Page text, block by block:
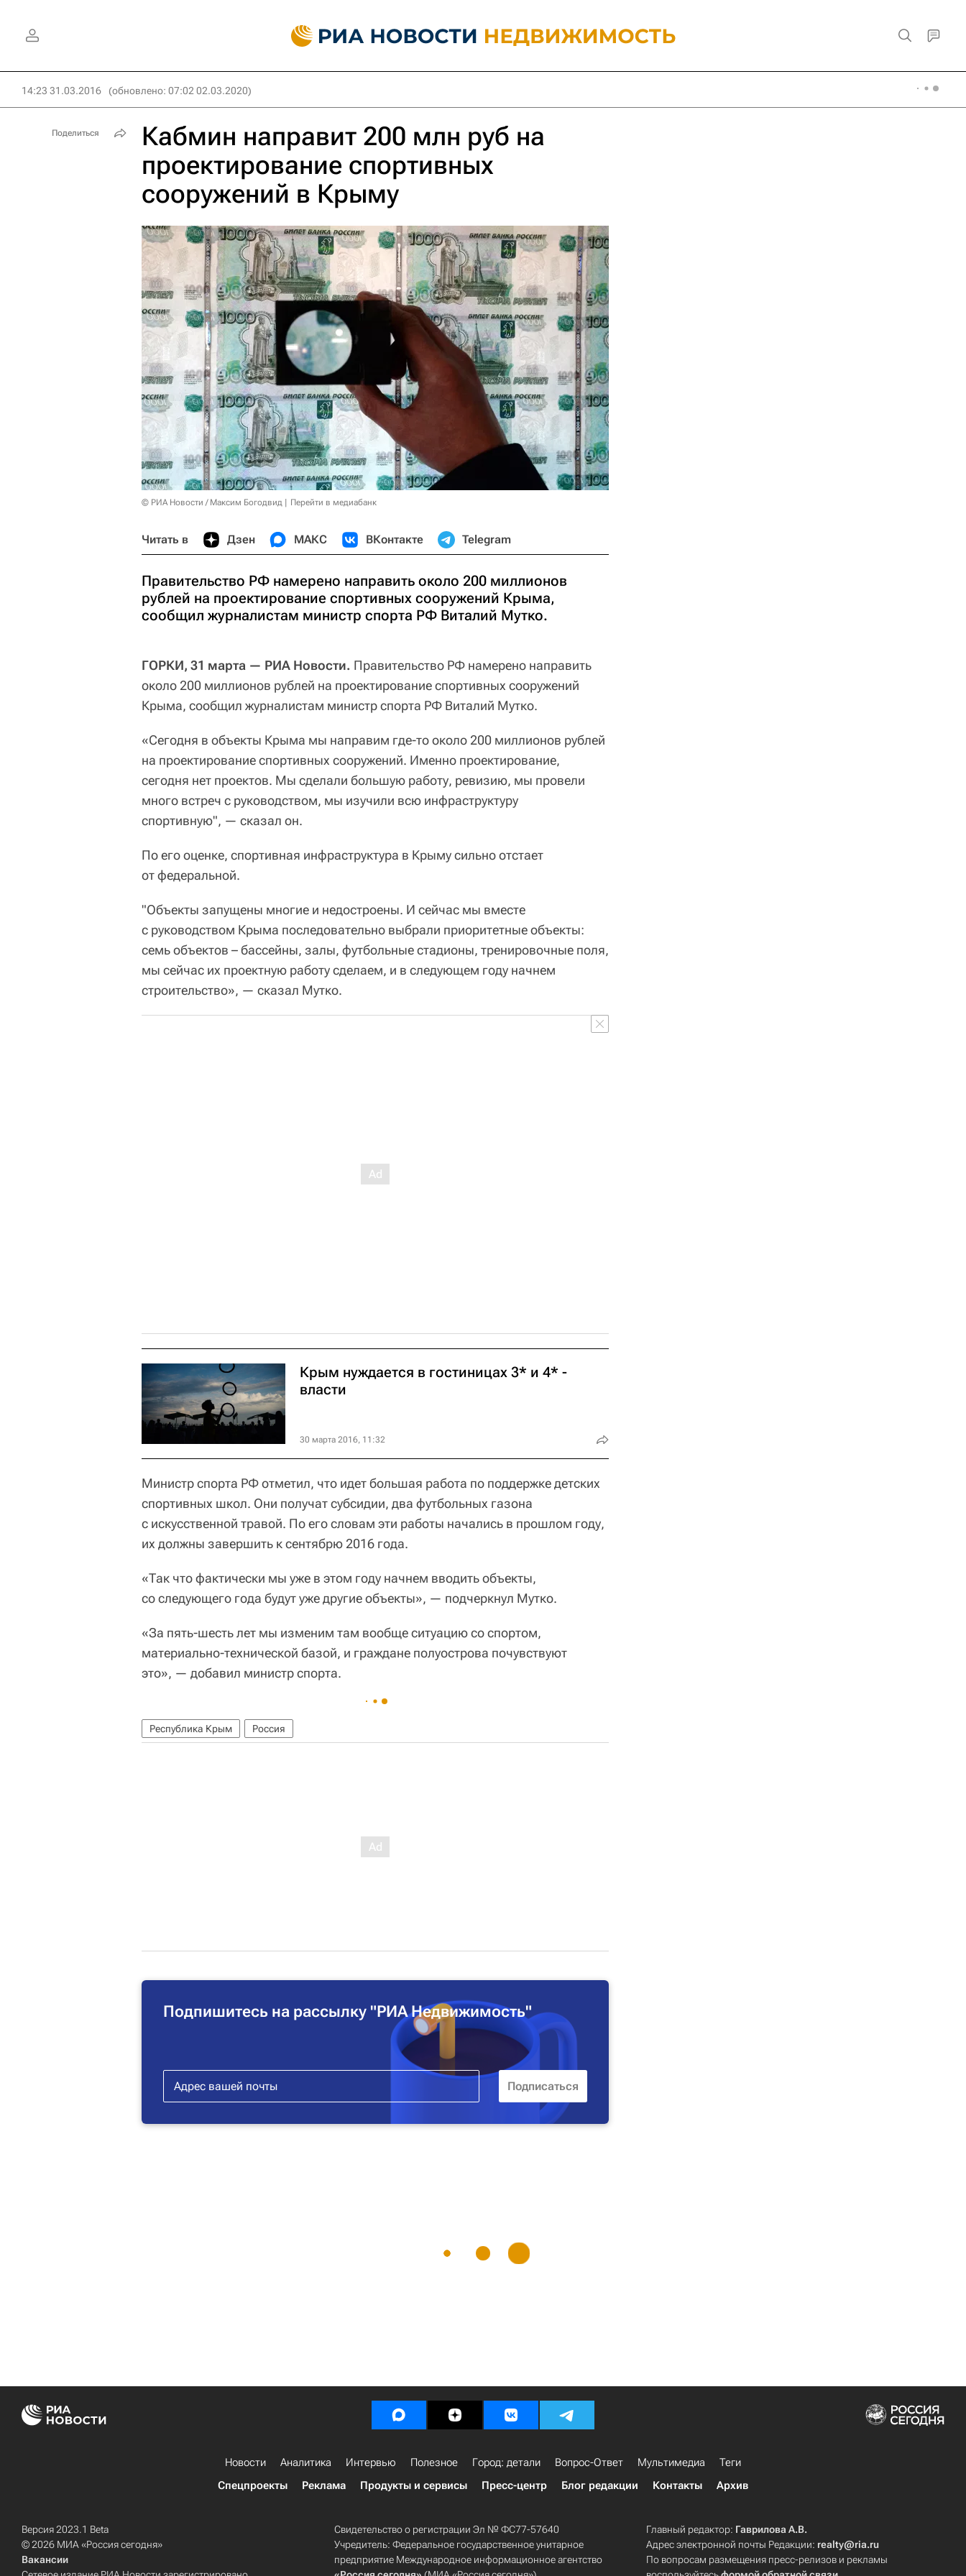
14:23 31.03.2016 (обновлено: 07:02 02.03.2020)
Кабмин направит 200 млн руб на
проектирование спортивных
сооружений в Крыму
© РИА Новости / Максим Богодвид Перейти в медиабанк
Читать в Дзен МАКС ВКонтакте Telegram
Правительство РФ намерено направить около 200 миллионов
рублей на проектирование спортивных сооружений Крыма,
сообщил журналистам министр спорта РФ Виталий Мутко.
ГОРКИ, 31 марта — РИА Новости. Правительство РФ намерено направить
около 200 миллионов рублей на проектирование спортивных сооружений
Крыма, сообщил журналистам министр спорта РФ Виталий Мутко.
«Сегодня в объекты Крыма мы направим где-то около 200 миллионов рублей
на проектирование спортивных сооружений. Именно проектирование,
сегодня нет проектов. Мы сделали большую работу, ревизию, мы провели
много встреч с руководством, мы изучили всю инфраструктуру
спортивную", — сказал он.
По его оценке, спортивная инфраструктура в Крыму сильно отстает
от федеральной.
"Объекты запущены многие и недостроены. И сейчас мы вместе
с руководством Крыма последовательно выбрали приоритетные объекты:
семь объектов – бассейны, залы, футбольные стадионы, тренировочные поля,
мы сейчас их проектную работу сделаем, и в следующем году начнем
строительство», — сказал Мутко.
Крым нуждается в гостиницах 3* и 4* -
власти
30 марта 2016, 11:32
Министр спорта РФ отметил, что идет большая работа по поддержке детских
спортивных школ. Они получат субсидии, два футбольных газона
с искусственной травой. По его словам эти работы начались в прошлом году,
их должны завершить к сентябрю 2016 года.
«Так что фактически мы уже в этом году начнем вводить объекты,
со следующего года будут уже другие объекты», — подчеркнул Мутко.
«За пять-шесть лет мы изменим там вообще ситуацию со спортом,
материально-технической базой, и граждане полуострова почувствуют
это», — добавил министр спорта.
Республика Крым Россия
Подпишитесь на рассылку "РИА Недвижимость"
Поделиться
Новости Аналитика Интервью Полезное Город: детали Вопрос-Ответ Мультимедиа
Теги
Спецпроекты
Реклама Продукты и сервисы Пресс-центр Блог редакции Контакты Архив
Версия 2023.1 Beta
© 2026 МИА «Россия сегодня»
Вакансии
Свидетельство о регистрации Эл № ФС77-57640
Учредитель: Федеральное государственное унитарное
предприятие Международное информационное агентство
Главный редактор: Гаврилова А.В.
Адрес электронной почты Редакции: realty@ria.ru
По вопросам размещения пресс-релизов и рекламы